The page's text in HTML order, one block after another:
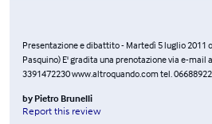
Presentazione e dibattito - Martedì 5 luglio 2011
Pasquino) E' gradita una prenotazione via e-
3391472230 www.altroquando.com tel.
by Pietro Brunelli
Report this review